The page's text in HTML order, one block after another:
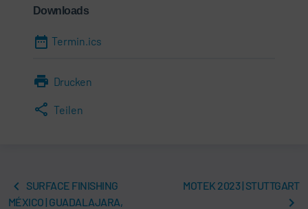
Downloads
Termin.ics
Drucken
Teilen
SURFACE FINISHING
MÉXICO | GUADALAJARA,
MOTEK 2023 | STUTTGART